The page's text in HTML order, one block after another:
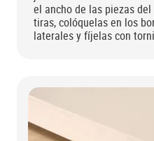
el ancho de las piezas
tiras, colóquelas en los
laterales y fíjelas con